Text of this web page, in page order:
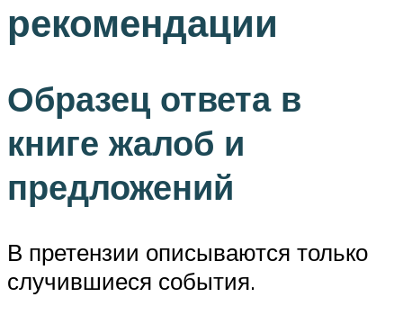
рекомендации
Образец ответа в
книге жалоб и
предложений
В претензии описываются только
случившиеся события.